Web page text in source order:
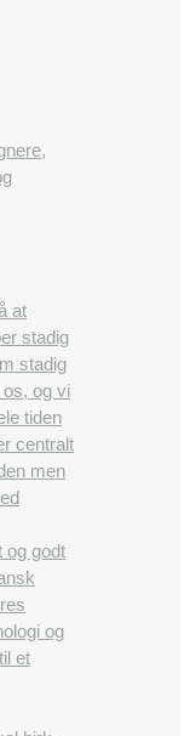
at
stadig
stadig
og vi
tiden
centralt
men
og godt
og
et